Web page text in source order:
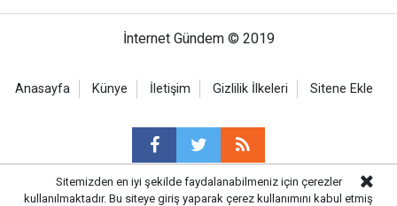
İnternet Gündem © 2019
Anasayfa Künye İletişim Gizlilik İlkeleri Sitene Ekle
Sitemizden en iyi şekilde faydalanabilmeniz için çerezler
kullanılmaktadır. Bu siteye giriş yaparak çerez kullanımını kabul etmiş